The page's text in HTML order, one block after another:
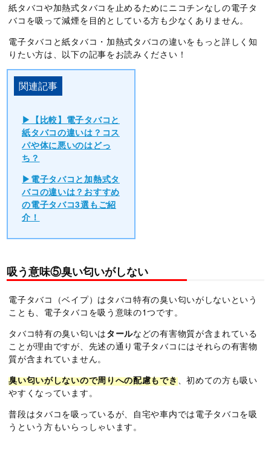
紙タバコや加熱式タバコを止めるためにニコチンなしの電子タ
バコを吸って減煙を目的としている方も少なくありません。
電子タバコと紙タバコ・加熱式タバコの違いをもっと詳しく知
りたい方は、以下の記事をお読みください！
【比較】電子タバコと
紙タバコの違いは？コス
パや体に悪いのはどっ
ち？
電子タバコと加熱式タ
バコの違いは？おすすめ
の電子タバコ3選もご紹
介！
吸う意味⑤臭い匂いがしない
電子タバコ（ベイプ）はタバコ特有の臭い匂いがしないという
ことも、電子タバコを吸う意味の1つです。
タバコ特有の臭い匂いはタールなどの有害物質が含まれている
ことが理由ですが、先述の通り電子タバコにはそれらの有害物
質が含まれていません。
臭い匂いがしないので周りへの配慮もでき、初めての方も吸い
やすくなっています。
普段はタバコを吸っているが、自宅や車内では電子タバコを吸
うという方もいらっしゃいます。